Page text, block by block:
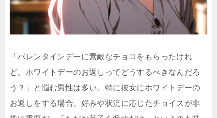
「バレンタインデーに素敵なチョコをもらったけれ
ど、ホワイトデーのお返しってどうするべきなんだろ
う？」と悩む男性は多い。特に彼女にホワイトデーの
お返しをする場合、好みや状況に応じたチョイスが非